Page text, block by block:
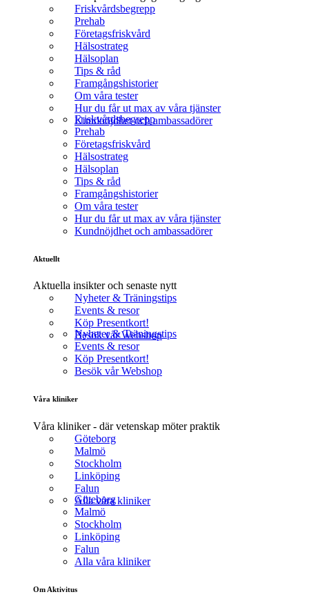
Friskvårdsbegrepp
Prehab
Företagsfriskvård
Hälsostrateg
Hälsoplan
Tips & råd
Framgångshistorier
Om våra tester
Hur du får ut max av våra tjänster
Kundnöjdhet och ambassadörer
Friskvårdsbegrepp
Prehab
Företagsfriskvård
Hälsostrateg
Hälsoplan
Tips & råd
Framgångshistorier
Om våra tester
Hur du får ut max av våra tjänster
Kundnöjdhet och ambassadörer
Aktuellt
Aktuella insikter och senaste nytt
Nyheter & Träningstips
Events & resor
Köp Presentkort!
Besök vår Webshop
Nyheter & Träningstips
Events & resor
Köp Presentkort!
Besök vår Webshop
Våra kliniker
Våra kliniker - där vetenskap möter praktik
Göteborg
Malmö
Stockholm
Linköping
Falun
Alla våra kliniker
Göteborg
Malmö
Stockholm
Linköping
Falun
Alla våra kliniker
Om Aktivitus